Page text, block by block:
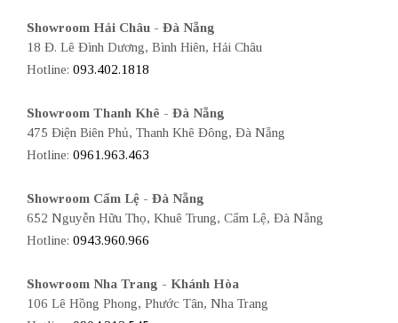
Showroom Hải Châu - Đà Nẵng
18 Đ. Lê Đình Dương, Bình Hiên, Hải Châu
Hotline: 093.402.1818
Showroom Thanh Khê - Đà Nẵng
475 Điện Biên Phủ, Thanh Khê Đông, Đà Nẵng
Hotline: 0961.963.463
Showroom Cẩm Lệ - Đà Nẵng
652 Nguyễn Hữu Thọ, Khuê Trung, Cẩm Lệ, Đà Nẵng
Hotline: 0943.960.966
Showroom Nha Trang - Khánh Hòa
106 Lê Hồng Phong, Phước Tân, Nha Trang